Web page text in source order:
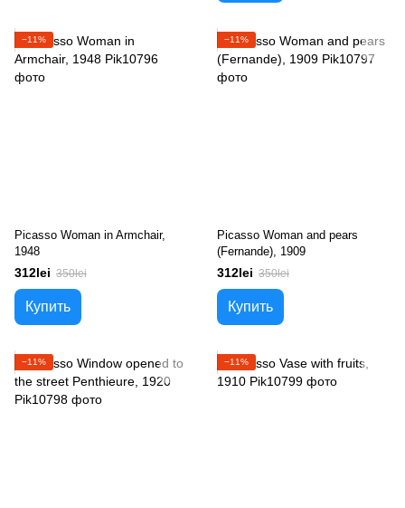
−11%
Picasso Woman in Armchair,
1948
312lei 350lei
Купить
−11%
Picasso Woman and pears
(Fernande), 1909
312lei 350lei
Купить
−11% −11%